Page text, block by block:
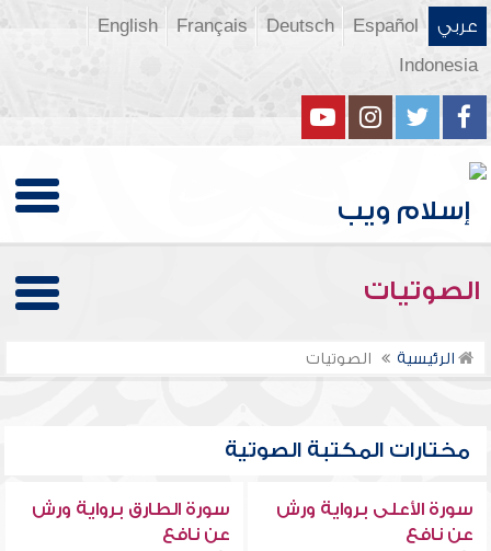
عربي Español
Deutsch
Français
English
Indonesia
الصوتيات
الرئيسية الصوتيات
مختارات المكتبة الصوتية
سورة الأعلى برواية ورش
عن نافع
سورة الطارق برواية ورش
عن نافع